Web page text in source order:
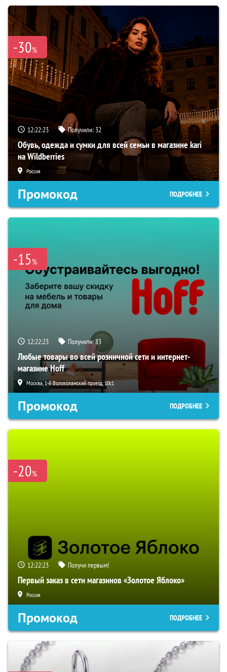
-30%
12:22:22 Получили: 32
Обувь, одежда и сумки для всей семьи в магазине kari
на Wildberries
Россия
Промокод ПОДРОБНЕЕ
-15%
12:22:22 Получили:83
Любые товары во всей розничной сети и интернет-
магазине Hoff
Москва, 1-й Волоколамский проезд, 10с1
Промокод ПОДРОБНЕЕ
-20%
12:22:22 Получи первым!
Первый заказ в сети магазинов «Золотое Яблоко»
Россия
Промокод ПОДРОБНЕЕ